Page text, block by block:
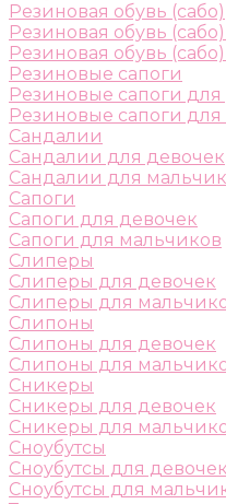
Резиновая обувь (сабо)
Резиновая обувь
Резиновая обувь
Резиновые сапоги
Резиновые сапоги для
Резиновые сапоги
Сандалии
Сандалии для девочек
Сандалии для
Сапоги
Сапоги для девочек
Сапоги для мальчиков
Слиперы
Слиперы для девочек
Слиперы для
Слипоны
Слипоны для девочек
Слипоны для
Сникеры
Сникеры для девочек
Сникеры для
Сноубутсы
Сноубутсы для девочек
Сноубутсы для